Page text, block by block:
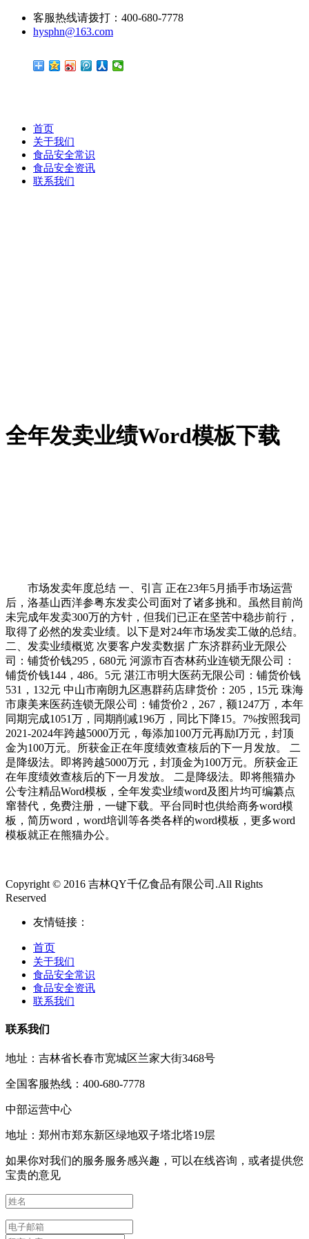
客服热线请拨打：400-680-7778
hysphn@163.com
首页
关于我们
食品安全常识
食品安全资讯
联系我们
全年发卖业绩Word模板下载
市场发卖年度总结 一、引言 正在23年5月插手市场运营
后，洛基山西洋参粤东发卖公司面对了诸多挑和。虽然目前尚
未完成年发卖300万的方针，但我们已正在坚苦中稳步前行，
取得了必然的发卖业绩。以下是对24年市场发卖工做的总结。
二、发卖业绩概览 次要客户发卖数据 广东济群药业无限公
司：铺货价钱295，680元 河源市百杏林药业连锁无限公司：
铺货价钱144，486。5元 湛江市明大医药无限公司：铺货价钱
531，132元 中山市南朗九区惠群药店肆货价：205，15元 珠海
市康美来医药连锁无限公司：铺货价2，267，额1247万，本年
同期完成1051万，同期削减196万，同比下降15。7%按照我司
2021-2024年跨越5000万元，每添加100万元再励I万元，封顶
金为100万元。所获金正在年度绩效查核后的下一月发放。 二
是降级法。即将跨越5000万元，封顶金为100万元。所获金正
在年度绩效查核后的下一月发放。 二是降级法。即将熊猫办
公专注精品Word模板，全年发卖业绩word及图片均可编纂点
窜替代，免费注册，一键下载。平台同时也供给商务word模
板，简历word，word培训等各类各样的word模板，更多word
模板就正在熊猫办公。
Copyright © 2016 吉林QY千亿食品有限公司.All Rights
Reserved
友情链接：
首页
关于我们
食品安全常识
食品安全资讯
联系我们
联系我们
地址：吉林省长春市宽城区兰家大街3468号
全国客服热线：400-680-7778
中部运营中心
地址：郑州市郑东新区绿地双子塔北塔19层
如果你对我们的服务服务感兴趣，可以在线咨询，或者提供您
宝贵的意见